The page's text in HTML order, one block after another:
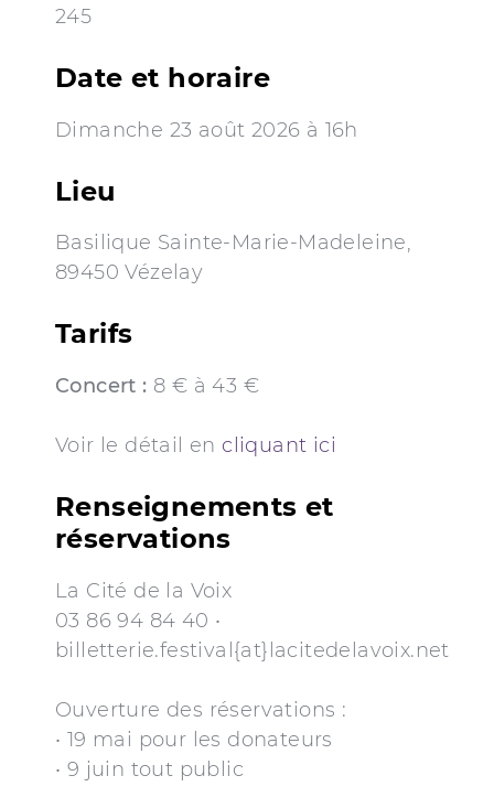
245
Date et horaire
Dimanche 23 août 2026 à 16h
Lieu
Basilique Sainte-Marie-Madeleine,
89450 Vézelay
Tarifs
Concert : 8 € à 43 €
Voir le détail en cliquant ici
Renseignements et
réservations
La Cité de la Voix
03 86 94 84 40 •
billetterie.festival{at}lacitedelavoix.net
Ouverture des réservations :
• 19 mai pour les donateurs
• 9 juin tout public